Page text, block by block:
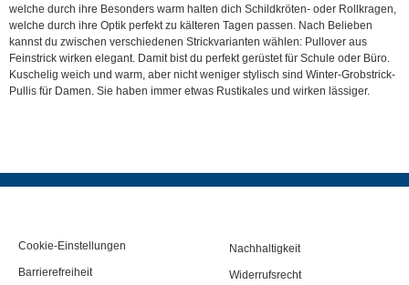
welche durch ihre Besonders warm halten dich Schildkröten- oder Rollkragen,
welche durch ihre Optik perfekt zu kälteren Tagen passen. Nach Belieben
kannst du zwischen verschiedenen Strickvarianten wählen: Pullover aus
Feinstrick wirken elegant. Damit bist du perfekt gerüstet für Schule oder Büro.
Kuschelig weich und warm, aber nicht weniger stylisch sind Winter-Grobstrick-
Pullis für Damen. Sie haben immer etwas Rustikales und wirken lässiger.
Cookie-Einstellungen
Barrierefreiheit
Nachhaltigkeit
Widerrufsrecht